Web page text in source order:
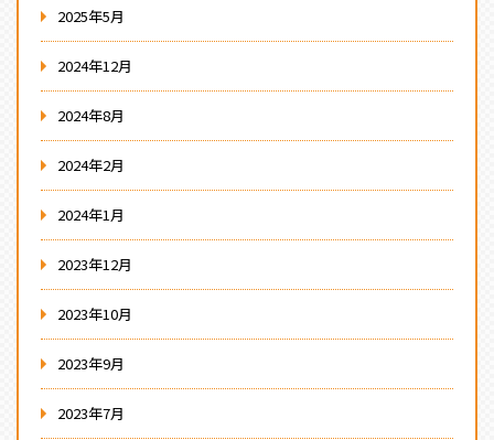
2025年5月
2024年12月
2024年8月
2024年2月
2024年1月
2023年12月
2023年10月
2023年9月
2023年7月